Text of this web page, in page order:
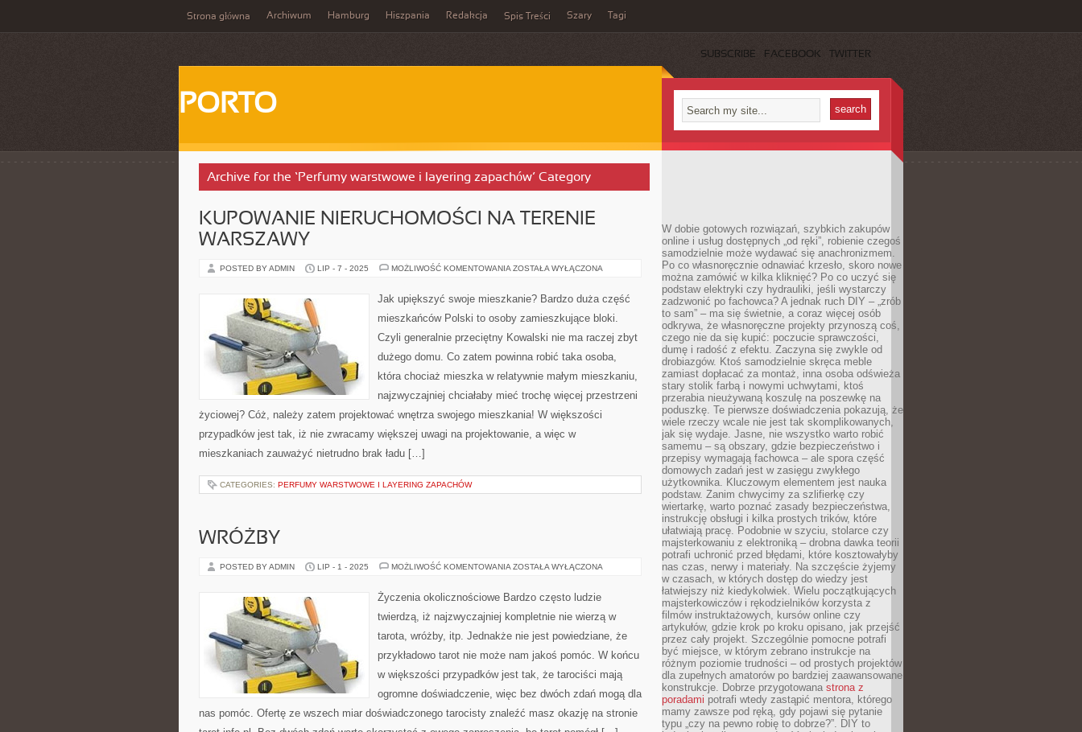
Strona główna Archiwum Hamburg Hiszpania Redakcja Spis Treści Szary Tagi
SUBSCRIBE FACEBOOK TWITTER
PORTO
Archive for the ‘Perfumy warstwowe i layering zapachów’ Category
KUPOWANIE NIERUCHOMOŚCI NA TERENIE
WARSZAWY
POSTED BY ADMIN LIP - 7 - 2025 MOŻLIWOŚĆ KOMENTOWANIA KUPOWANIE
TERENIE
WARSZAWY
ZOSTAŁA WYŁĄCZONA
Jak upiększyć swoje mieszkanie? Bardzo duża część
mieszkańców Polski to osoby zamieszkujące bloki.
Czyli generalnie przeciętny Kowalski nie ma raczej zbyt
dużego domu. Co zatem powinna robić taka osoba,
która chociaż mieszka w relatywnie małym mieszkaniu,
najzwyczajniej chciałaby mieć trochę więcej przestrzeni
życiowej? Cóż, należy zatem projektować wnętrza swojego mieszkania! W większości
przypadków jest tak, iż nie zwracamy większej uwagi na projektowanie, a więc w
mieszkaniach zauważyć nietrudno brak ładu […]
CATEGORIES: PERFUMY WARSTWOWE I LAYERING ZAPACHÓW
WRÓŻBY
POSTED BY ADMIN LIP - 1 - 2025 MOŻLIWOŚĆ KOMENTOWANIA WRÓŻBY
ZOSTAŁA WYŁĄCZONA
Życzenia okolicznościowe Bardzo często ludzie
twierdzą, iż najzwyczajniej kompletnie nie wierzą w
tarota, wróżby, itp. Jednakże nie jest powiedziane, że
przykładowo tarot nie może nam jakoś pomóc. W końcu
w większości przypadków jest tak, że tarociści mają
ogromne doświadczenie, więc bez dwóch zdań mogą dla
nas pomóc. Ofertę ze wszech miar doświadczonego tarocisty znaleźć masz okazję na stronie
W dobie gotowych rozwiązań, szybkich zakupów
online i usług dostępnych „od ręki”, robienie czegoś
samodzielnie może wydawać się anachronizmem.
Po co własnoręcznie odnawiać krzesło, skoro nowe
można zamówić w kilka kliknięć? Po co uczyć się
podstaw elektryki czy hydrauliki, jeśli wystarczy
zadzwonić po fachowca? A jednak ruch DIY – „zrób
to sam” – ma się świetnie, a coraz więcej osób
odkrywa, że własnoręczne projekty przynoszą coś,
czego nie da się kupić: poczucie sprawczości,
dumę i radość z efektu. Zaczyna się zwykle od
drobiazgów. Ktoś samodzielnie skręca meble
zamiast dopłacać za montaż, inna osoba odświeża
stary stolik farbą i nowymi uchwytami, ktoś
przerabia nieużywaną koszulę na poszewkę na
poduszkę. Te pierwsze doświadczenia pokazują, że
wiele rzeczy wcale nie jest tak skomplikowanych,
jak się wydaje. Jasne, nie wszystko warto robić
samemu – są obszary, gdzie bezpieczeństwo i
przepisy wymagają fachowca – ale spora część
domowych zadań jest w zasięgu zwykłego
użytkownika. Kluczowym elementem jest nauka
podstaw. Zanim chwycimy za szlifierkę czy
wiertarkę, warto poznać zasady bezpieczeństwa,
instrukcję obsługi i kilka prostych trików, które
ułatwiają pracę. Podobnie w szyciu, stolarce czy
majsterkowaniu z elektroniką – drobna dawka teorii
potrafi uchronić przed błędami, które kosztowałyby
nas czas, nerwy i materiały. Na szczęście żyjemy
w czasach, w których dostęp do wiedzy jest
łatwiejszy niż kiedykolwiek. Wielu początkujących
majsterkowiczów i rękodzielników korzysta z
filmów instruktażowych, kursów online czy
artykułów, gdzie krok po kroku opisano, jak przejść
przez cały projekt. Szczególnie pomocne potrafi
być miejsce, w którym zebrano instrukcje na
różnym poziomie trudności – od prostych projektów
dla zupełnych amatorów po bardziej zaawansowane
konstrukcje. Dobrze przygotowana strona z
poradami potrafi wtedy zastąpić mentora, którego
mamy zawsze pod ręką, gdy pojawi się pytanie
typu „czy na pewno robię to dobrze?”. DIY to